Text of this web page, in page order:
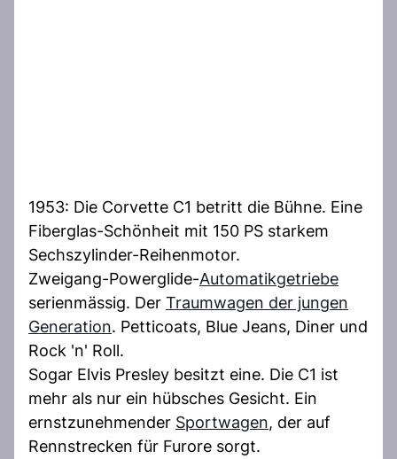
1953: Die Corvette C1 betritt die Bühne. Eine
Fiberglas-Schönheit mit 150 PS starkem
Sechszylinder-Reihenmotor.
Zweigang-Powerglide-Automatikgetriebe
serienmässig. Der Traumwagen der jungen
Generation. Petticoats, Blue Jeans, Diner und
Rock 'n' Roll.
Sogar Elvis Presley besitzt eine. Die C1 ist
mehr als nur ein hübsches Gesicht. Ein
ernstzunehmender Sportwagen, der auf
Rennstrecken für Furore sorgt.